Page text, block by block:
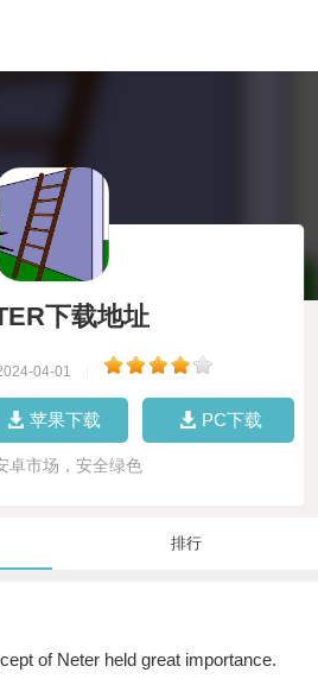
下载地址
04-01
苹果下载 PC下载
卓市场，安全绿色
排行
of Neter held great importance.